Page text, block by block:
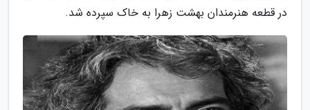
در قطعه هنرمندان بهشت زهرا به خاک سپرده شد.